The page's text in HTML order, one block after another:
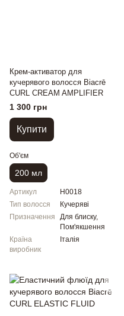
Крем-активатор для
кучерявого волосся Biacrē
CURL CREAM AMPLIFIER
1 300 грн
Купити
Об'єм
200 мл
Артикул
H0018
Тип волосся
Кучеряві
Призначення
Для блиску,
Пом'якшення
Країна
виробник
Італія